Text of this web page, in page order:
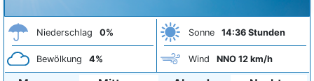
Niederschlag 0%
Bewölkung 4%
Sonne 14:36 Stunden
Wind NNO 12 km/h